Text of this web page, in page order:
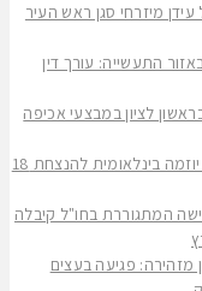
עידן מיזרחי סגן ראש העיר
התעשייה: עורך דין
לציון במבצעי אכיפה
פרויקט "העוז": יוזמה בינלאומית להנצחת 18
המתגוררת בחו"ל קיבלה
מזהירה: פגיעה בעצים